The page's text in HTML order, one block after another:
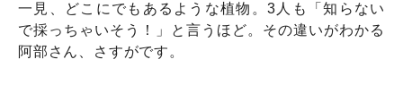
一見、どこにでもあるような植物。3人も「知らない
で採っちゃいそう！」と言うほど。その違いがわかる
阿部さん、さすがです。